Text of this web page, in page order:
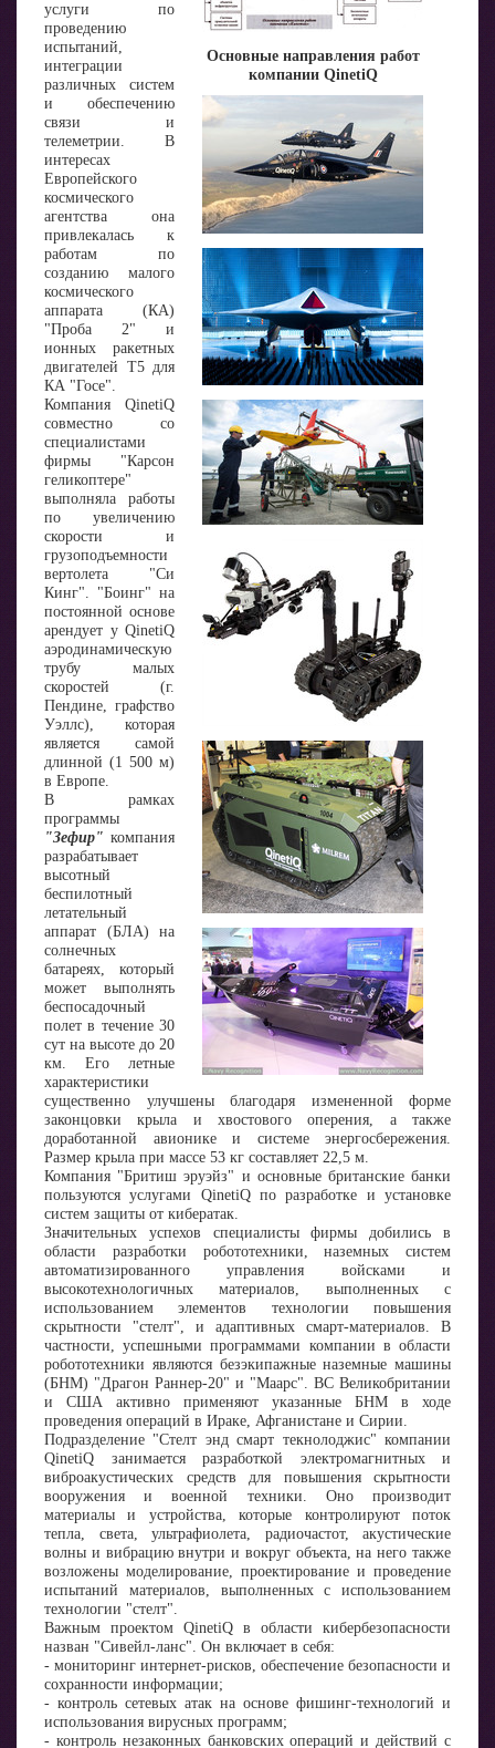
Основные направления работ
компании QinetiQ
услуги по
проведению
испытаний,
интеграции
различных систем
и обеспечению
связи и
телеметрии. В
интересах
Европейского
космического
агентства она
привлекалась к
работам по
созданию малого
космического
аппарата (КА)
"Проба 2" и
ионных ракетных
двигателей Т5 для
КА "Госе".
Компания QinetiQ
совместно со
специалистами
фирмы "Карсон
геликоптере"
выполняла работы
по увеличению
скорости и
грузоподъемности
вертолета "Си
Кинг". "Боинг" на
постоянной основе
арендует у QinetiQ
аэродинамическую
трубу малых
скоростей (г.
Пендине, графство
Уэллс), которая
является самой
длинной (1 500 м)
в Европе.
В рамках
программы
"Зефир" компания
разрабатывает
высотный
беспилотный
летательный
аппарат (БЛА) на
солнечных
батареях, который
может выполнять
беспосадочный
полет в течение 30
сут на высоте до 20
км. Его летные
характеристики
существенно улучшены благодаря измененной форме
законцовки крыла и хвостового оперения, а также
доработанной авионике и системе энергосбережения.
Размер крыла при массе 53 кг составляет 22,5 м.
Компания "Бритиш эруэйз" и основные британские банки
пользуются услугами QinetiQ по разработке и установке
систем защиты от кибератак.
Значительных успехов специалисты фирмы добились в
области разработки робототехники, наземных систем
автоматизированного управления войсками и
высокотехнологичных материалов, выполненных с
использованием элементов технологии повышения
скрытности "стелт", и адаптивных смарт-материалов. В
частности, успешными программами компании в области
робототехники являются безэкипажные наземные машины
(БНМ) "Драгон Раннер-20" и "Маарс". ВС Великобритании
и США активно применяют указанные БНМ в ходе
проведения операций в Ираке, Афганистане и Сирии.
Подразделение "Стелт энд смарт текнолоджис" компании
QinetiQ занимается разработкой электромагнитных и
виброакустических средств для повышения скрытности
вооружения и военной техники. Оно производит
материалы и устройства, которые контролируют поток
тепла, света, ультрафиолета, радиочастот, акустические
волны и вибрацию внутри и вокруг объекта, на него также
возложены моделирование, проектирование и проведение
испытаний материалов, выполненных с использованием
технологии "стелт".
Важным проектом QinetiQ в области кибербезопасности
назван "Сивейл-ланс". Он включает в себя:
- мониторинг интернет-рисков, обеспечение безопасности и
сохранности информации;
- контроль сетевых атак на основе фишинг-технологий и
использования вирусных программ;
- контроль незаконных банковских операций и действий с